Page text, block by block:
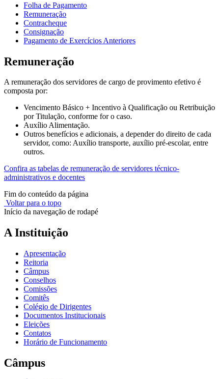
Folha de Pagamento
Remuneração
Contracheque
Consignação
Pagamento de Exercícios Anteriores
Remuneração
A remuneração dos servidores de cargo de provimento efetivo é
composta por:
Vencimento Básico + Incentivo à Qualificação ou Retribuição
por Titulação, conforme for o caso.
Auxílio Alimentação.
Outros benefícios e adicionais, a depender do direito de cada
servidor, como: Auxílio transporte, auxílio pré-escolar, entre
outros.
Confira as tabelas de remuneração de servidores técnico-
administrativos e docentes
Fim do conteúdo da página
Voltar para o topo
Início da navegação de rodapé
A Instituição
Apresentação
Reitoria
Câmpus
Conselhos
Comissões
Comitês
Colégio de Dirigentes
Documentos Institucionais
Eleições
Contatos
Horário de Funcionamento
Câmpus